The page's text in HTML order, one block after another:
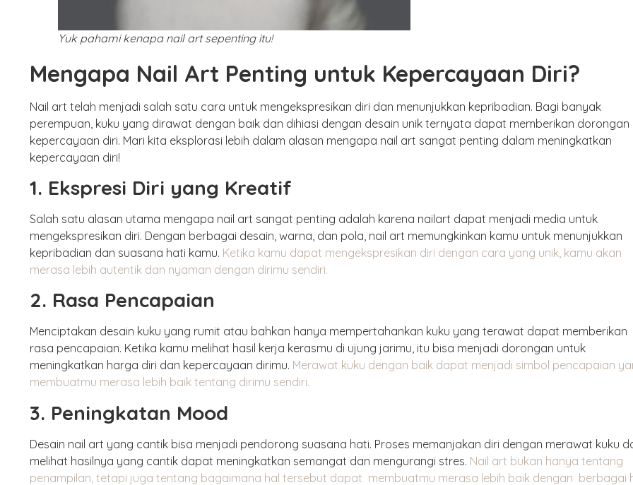
Yuk pahami kenapa nail art sepenting itu!
Mengapa Nail Art Penting untuk Kepercayaan Diri?
Nail art telah menjadi salah satu cara untuk mengekspresikan diri dan menunjukkan kepribadian. Bagi banyak
perempuan, kuku yang dirawat dengan baik dan dihiasi dengan desain unik ternyata dapat memberikan dorongan
kepercayaan diri. Mari kita eksplorasi lebih dalam alasan mengapa nail art sangat penting dalam meningkatkan
kepercayaan diri!
1. Ekspresi Diri yang Kreatif
Salah satu alasan utama mengapa nail art sangat penting adalah karena nailart dapat menjadi media untuk
mengekspresikan diri. Dengan berbagai desain, warna, dan pola, nail art memungkinkan kamu untuk menunjukkan
kepribadian dan suasana hati kamu. Ketika kamu dapat mengekspresikan diri dengan cara yang unik, kamu akan
merasa lebih autentik dan nyaman dengan dirimu sendiri.
2. Rasa Pencapaian
Menciptakan desain kuku yang rumit atau bahkan hanya mempertahankan kuku yang terawat dapat memberikan
rasa pencapaian. Ketika kamu melihat hasil kerja kerasmu di ujung jarimu, itu bisa menjadi dorongan untuk
meningkatkan harga diri dan kepercayaan dirimu. Merawat kuku dengan baik dapat menjadi simbol pencapaian
membuatmu merasa lebih baik tentang dirimu sendiri.
3. Peningkatan Mood
Desain nail art yang cantik bisa menjadi pendorong suasana hati. Proses memanjakan diri dengan merawat kuku
melihat hasilnya yang cantik dapat meningkatkan semangat dan mengurangi stres. Nail art bukan hanya tentang
penampilan, tetapi juga tentang bagaimana hal tersebut dapat membuatmu merasa lebih baik dengan berbagai